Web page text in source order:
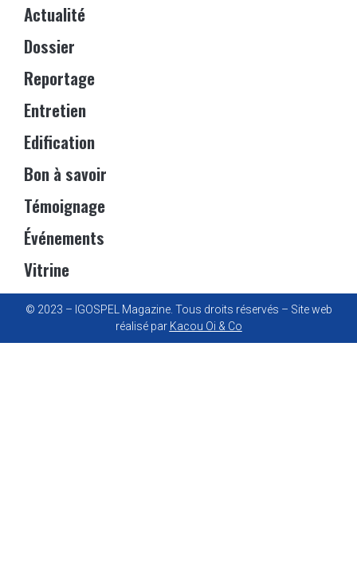
Actualité
Dossier
Reportage
Entretien
Edification
Bon à savoir
Témoignage
Événements
Vitrine
© 2023 – IGOSPEL Magazine. Tous droits réservés – Site web
réalisé par Kacou Oi & Co